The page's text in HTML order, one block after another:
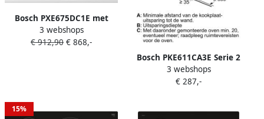
Bosch PXE675DC1E met
FlexInductie zone en
PerfectFry BraadSensor
3 webshops
€ 912,90 € 868,-
Bosch PKE611CA3E Serie 2
Keramische kookplaat 60cm
4 kookzones
3 webshops
€ 287,-
15%